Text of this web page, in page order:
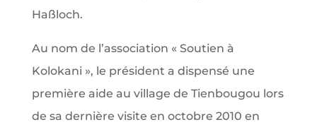
Haßloch.
Au nom de l’association « Soutien à
Kolokani », le président a dispensé une
première aide au village de Tienbougou lors
de sa dernière visite en octobre 2010 en